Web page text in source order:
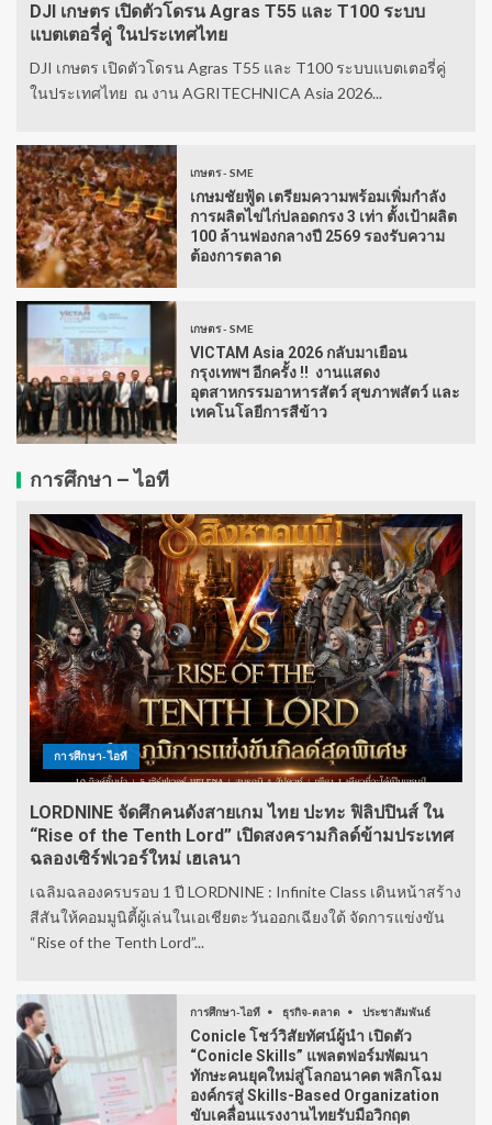
DJI เกษตร เปิดตัวโดรน Agras T55 และ T100 ระบบ
แบตเตอรี่คู่ ในประเทศไทย
DJI เกษตร เปิดตัวโดรน Agras T55 และ T100 ระบบแบตเตอรี่คู่
ในประเทศไทย ณ งาน AGRITECHNICA Asia 2026...
เกษตร - SME
เกษมชัยฟู้ด เตรียมความพร้อมเพิ่มกำลัง
การผลิตไข่ไก่ปลอดกรง 3 เท่า ตั้งเป้าผลิต
100 ล้านฟองกลางปี 2569 รองรับความ
ต้องการตลาด
เกษตร - SME
VICTAM Asia 2026 กลับมาเยือน
กรุงเทพฯ อีกครั้ง !! งานแสดง
อุตสาหกรรมอาหารสัตว์ สุขภาพสัตว์ และ
เทคโนโลยีการสีข้าว
การศึกษา – ไอที
การศึกษา-ไอที
LORDNINE จัดศึกคนดังสายเกม ไทย ปะทะ ฟิลิปปินส์ ใน
“Rise of the Tenth Lord” เปิดสงครามกิลด์ข้ามประเทศ
ฉลองเซิร์ฟเวอร์ใหม่ เฮเลนา
เฉลิมฉลองครบรอบ 1 ปี LORDNINE : Infinite Class เดินหน้าสร้าง
สีสันให้คอมมูนิตี้ผู้เล่นในเอเชียตะวันออกเฉียงใต้ จัดการแข่งขัน
“Rise of the Tenth Lord”...
การศึกษา-ไอที ธุรกิจ-ตลาด ประชาสัมพันธ์
Conicle โชว์วิสัยทัศน์ผู้นำ เปิดตัว
“Conicle Skills” แพลตฟอร์มพัฒนา
ทักษะคนยุคใหม่สู่โลกอนาคต พลิกโฉม
องค์กรสู่ Skills-Based Organization
ขับเคลื่อนแรงงานไทยรับมือวิกฤต